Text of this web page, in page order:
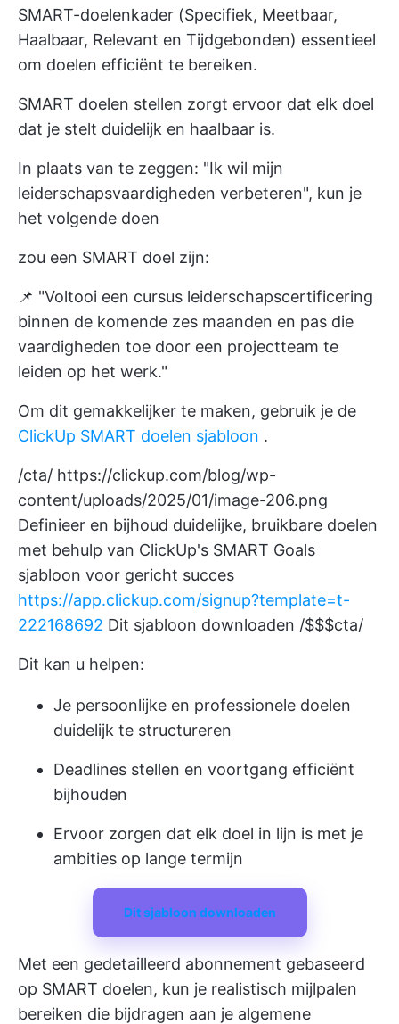
SMART-doelenkader (Specifiek, Meetbaar,
Haalbaar, Relevant en Tijdgebonden) essentieel
om doelen efficiënt te bereiken.
SMART doelen stellen zorgt ervoor dat elk doel
dat je stelt duidelijk en haalbaar is.
In plaats van te zeggen: "Ik wil mijn
leiderschapsvaardigheden verbeteren", kun je
het volgende doen
zou een SMART doel zijn:
📌 "Voltooi een cursus leiderschapscertificering
binnen de komende zes maanden en pas die
vaardigheden toe door een projectteam te
leiden op het werk."
Om dit gemakkelijker te maken, gebruik je de
ClickUp SMART doelen sjabloon .
/cta/ https://clickup.com/blog/wp-
content/uploads/2025/01/image-206.png
Definieer en bijhoud duidelijke, bruikbare doelen
met behulp van ClickUp's SMART Goals
sjabloon voor gericht succes
https://app.clickup.com/signup?template=t-
222168692 Dit sjabloon downloaden /$$$cta/
Dit kan u helpen:
Je persoonlijke en professionele doelen
duidelijk te structureren
Deadlines stellen en voortgang efficiënt
bijhouden
Ervoor zorgen dat elk doel in lijn is met je
ambities op lange termijn
Dit sjabloon downloaden
Met een gedetailleerd abonnement gebaseerd
op SMART doelen, kun je realistisch mijlpalen
bereiken die bijdragen aan je algemene